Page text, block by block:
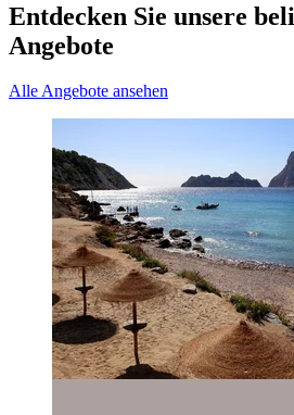
Entdecken Sie unsere
Angebote
Alle Angebote ansehen